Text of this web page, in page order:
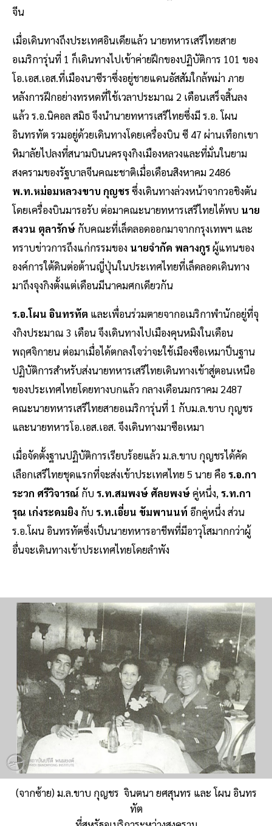
จีน
เมื่อเดินทางถึงประเทศอินเดียแล้ว นายทหารเสรีไทยสาย
อเมริการุ่นที่ 1 ก็เดินทางไปเข้าค่ายฝึกของปฏิบัติการ 101 ของ
โอ.เอส.เอส.ที่เมืองนาซีราซึ่งอยู่ชายแดนอัสสัมใกล้พม่า ภาย
หลังการฝึกอย่างทรหดที่ใช้เวลาประมาณ 2 เดือนเสร็จสิ้นลง
แล้ว ร.อ.นิคอล สมิธ จึงนำนายทหารเสรีไทยซึ่งมี ร.อ. โผน
อินทรทัต รวมอยู่ด้วยเดินทางโดยเครื่องบิน ซี 47 ผ่านเทือกเขา
หิมาลัยไปลงที่สนามบินนครจุงกิงเมืองหลวงและที่มั่นในยาม
สงครามของรัฐบาลจีนคณะชาติเมื่อเดือนสิงหาคม 2486
พ.ท.หม่อมหลวงขาบ กุญชรซึ่งเดินทางล่วงหน้าจากวอชิงตัน
โดยเครื่องบินมารอรับ ต่อมาคณะนายทหารเสรีไทยได้พบ นาย
สงวน ตุลารักษ์ กับคณะที่เล็ดลอดออกมาจากกรุงเทพฯ และ
ทราบข่าวการถึงแก่กรรมของ นายจำกัด พลางกูรผู้แทนของ
องค์การใต้ดินต่อต้านญี่ปุ่นในประเทศไทยที่เล็ดลอดเดินทาง
มาถึงจุงกิงตั้งแต่เดือนมีนาคมศกเดียวกัน
ร.อ.โผน อินทรทัต และเพื่อนร่วมตายจากอเมริกาพำนักอยู่ที่จุ
งกิงประมาณ 3 เดือน จึงเดินทางไปเมืองคุนหมิงในเดือน
พฤศจิกายน ต่อมาเมื่อได้ตกลงใจว่าจะใช้เมืองซือเหมาป็นฐาน
ปฏิบัติการสำหรับส่งนายทหารเสรีไทยเดินทางเข้าสู่ตอนเหนือ
ของประเทศไทยโดยทางบกแล้ว กลางเดือนมกราคม 2487
คณะนายทหารเสรีไทยสายอเมริการุ่นที่ 1 กับม.ล.ขาบ กุญชร
และนายทหารโอ.เอส.เอส. จึงเดินทางมาซือเหมา
เมื่อจัดตั้งฐานปฏิบัติการเรียบร้อยแล้ว ม.ล.ขาบ กุญชรได้คัด
เลือกเสรีไทยชุดแรกที่จะส่งเข้าประเทศไทย 5 นาย คือร.อ.กา
ระวก ศรีวิจารณ์ กับร.ท.สมพงษ์ ศัลยพงษ์คู่หนึ่ง, ร.ท.กา
รุณ เก่งระดมยิง กับร.ท.เอี่ยน ขัมพานนท์ อีกคู่หนึ่ง ส่วน
ร.อ.โผน อินทรทัตซึ่งเป็นนายทหารอาชีพที่มีอาวุโสมากกว่าผู้
อื่นจะเดินทางเข้าประเทศไทยโดยลำพัง
(จากซ้าย) ม.ล.ขาบ กุญชร จินตนา ยศสุนทร และ โผน อินทร
ทัต